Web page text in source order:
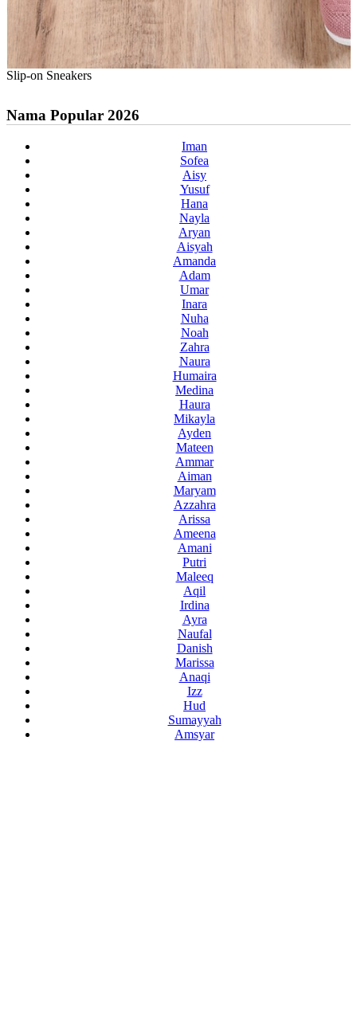
Slip-on Sneakers
Nama Popular 2026
Iman
Sofea
Aisy
Yusuf
Hana
Nayla
Aryan
Aisyah
Amanda
Adam
Umar
Inara
Nuha
Noah
Zahra
Naura
Humaira
Medina
Haura
Mikayla
Ayden
Mateen
Ammar
Aiman
Maryam
Azzahra
Arissa
Ameena
Amani
Putri
Maleeq
Aqil
Irdina
Ayra
Naufal
Danish
Marissa
Anaqi
Izz
Hud
Sumayyah
Amsyar